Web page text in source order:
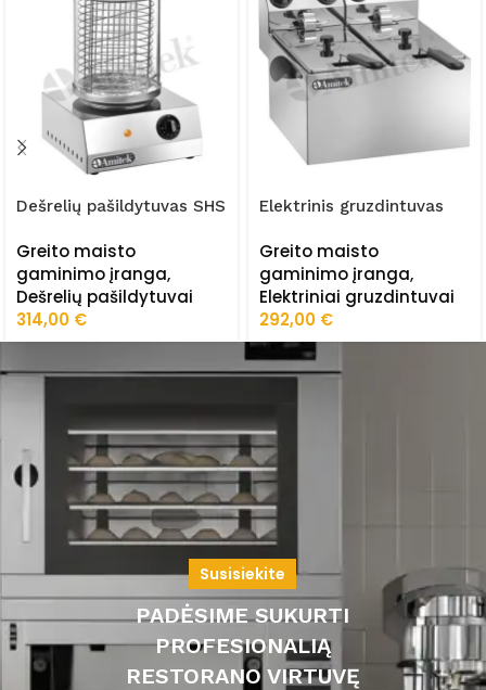
Dešrelių pašildytuvas SHS
Greito maisto
gaminimo įranga,
Dešrelių pašildytuvai
314,00 €
Elektrinis gruzdintuvas
Greito maisto
gaminimo įranga,
Elektriniai gruzdintuvai
292,00 €
Susisiekite
PADĖSIME SUKURTI
PROFESIONALIĄ
RESTORANO VIRTUVĘ